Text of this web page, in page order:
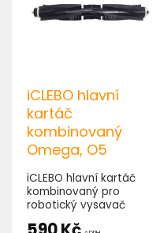
iCLEBO hlavní
kartáč
kombinovaný
Omega, O5
iCLEBO hlavní kartáč
kombinovaný pro
robotický vysavač